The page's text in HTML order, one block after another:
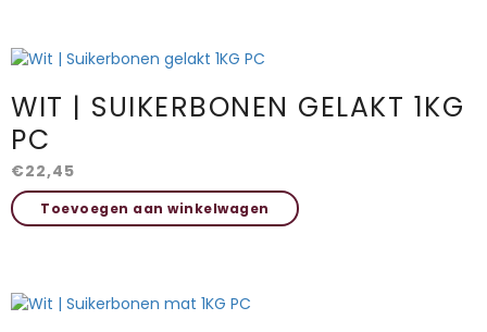
HOME
ACTIES
SHOP
CONTACT
Deze
kan
de
productpagina
WIT | SUIKERBONEN GELAKT 1KG
PC
€22,45
Toevoegen aan winkelwagen